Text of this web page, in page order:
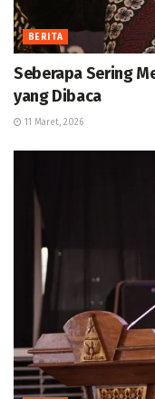
BERITA
Seberapa Sering
yang Dibaca
11 Maret, 2026